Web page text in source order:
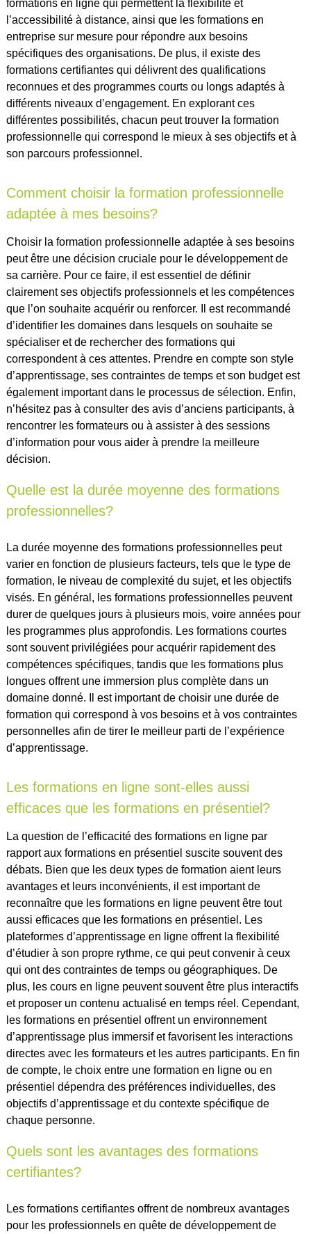
formations en ligne qui permettent la flexibilité et
l’accessibilité à distance, ainsi que les formations en
entreprise sur mesure pour répondre aux besoins
spécifiques des organisations. De plus, il existe des
formations certifiantes qui délivrent des qualifications
reconnues et des programmes courts ou longs adaptés à
différents niveaux d’engagement. En explorant ces
différentes possibilités, chacun peut trouver la formation
professionnelle qui correspond le mieux à ses objectifs et à
son parcours professionnel.
Comment choisir la formation professionnelle
adaptée à mes besoins?
Choisir la formation professionnelle adaptée à ses besoins
peut être une décision cruciale pour le développement de
sa carrière. Pour ce faire, il est essentiel de définir
clairement ses objectifs professionnels et les compétences
que l’on souhaite acquérir ou renforcer. Il est recommandé
d’identifier les domaines dans lesquels on souhaite se
spécialiser et de rechercher des formations qui
correspondent à ces attentes. Prendre en compte son style
d’apprentissage, ses contraintes de temps et son budget est
également important dans le processus de sélection. Enfin,
n’hésitez pas à consulter des avis d’anciens participants, à
rencontrer les formateurs ou à assister à des sessions
d’information pour vous aider à prendre la meilleure
décision.
Quelle est la durée moyenne des formations
professionnelles?
La durée moyenne des formations professionnelles peut
varier en fonction de plusieurs facteurs, tels que le type de
formation, le niveau de complexité du sujet, et les objectifs
visés. En général, les formations professionnelles peuvent
durer de quelques jours à plusieurs mois, voire années pour
les programmes plus approfondis. Les formations courtes
sont souvent privilégiées pour acquérir rapidement des
compétences spécifiques, tandis que les formations plus
longues offrent une immersion plus complète dans un
domaine donné. Il est important de choisir une durée de
formation qui correspond à vos besoins et à vos contraintes
personnelles afin de tirer le meilleur parti de l’expérience
d’apprentissage.
Les formations en ligne sont-elles aussi
efficaces que les formations en présentiel?
La question de l’efficacité des formations en ligne par
rapport aux formations en présentiel suscite souvent des
débats. Bien que les deux types de formation aient leurs
avantages et leurs inconvénients, il est important de
reconnaître que les formations en ligne peuvent être tout
aussi efficaces que les formations en présentiel. Les
plateformes d’apprentissage en ligne offrent la flexibilité
d’étudier à son propre rythme, ce qui peut convenir à ceux
qui ont des contraintes de temps ou géographiques. De
plus, les cours en ligne peuvent souvent être plus interactifs
et proposer un contenu actualisé en temps réel. Cependant,
les formations en présentiel offrent un environnement
d’apprentissage plus immersif et favorisent les interactions
directes avec les formateurs et les autres participants. En fin
de compte, le choix entre une formation en ligne ou en
présentiel dépendra des préférences individuelles, des
objectifs d’apprentissage et du contexte spécifique de
chaque personne.
Quels sont les avantages des formations
certifiantes?
Les formations certifiantes offrent de nombreux avantages
pour les professionnels en quête de développement de